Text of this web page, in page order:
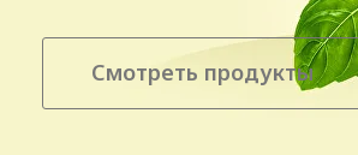
Смотреть продукты